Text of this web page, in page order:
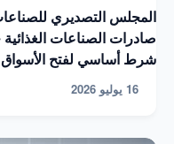
شرط أساسي لفتح الأسواق
16 يوليو 2026